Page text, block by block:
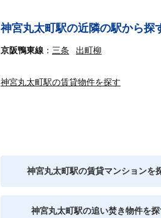
神宮丸太町駅の近隣の駅から探
京阪鴨東線 三条 出町柳
神宮丸太町駅の賃貸物件を探す
神宮丸太町駅の賃貸マンションを
神宮丸太町駅の追い焚き物件を